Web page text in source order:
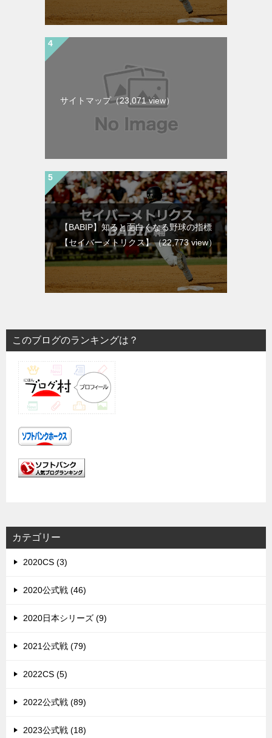
サイトマップ（23,071 view）
【BABIP】知ると面白くなる野球の指標
【セイバーメトリクス】（22,773 view）
このブログのランキングは？
カテゴリー
2020CS (3)
2020公式戦 (46)
2020日本シリーズ (9)
2021公式戦 (79)
2022CS (5)
2022公式戦 (89)
2023公式戦 (18)